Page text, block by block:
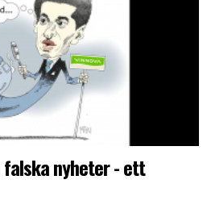
falska nyheter - ett